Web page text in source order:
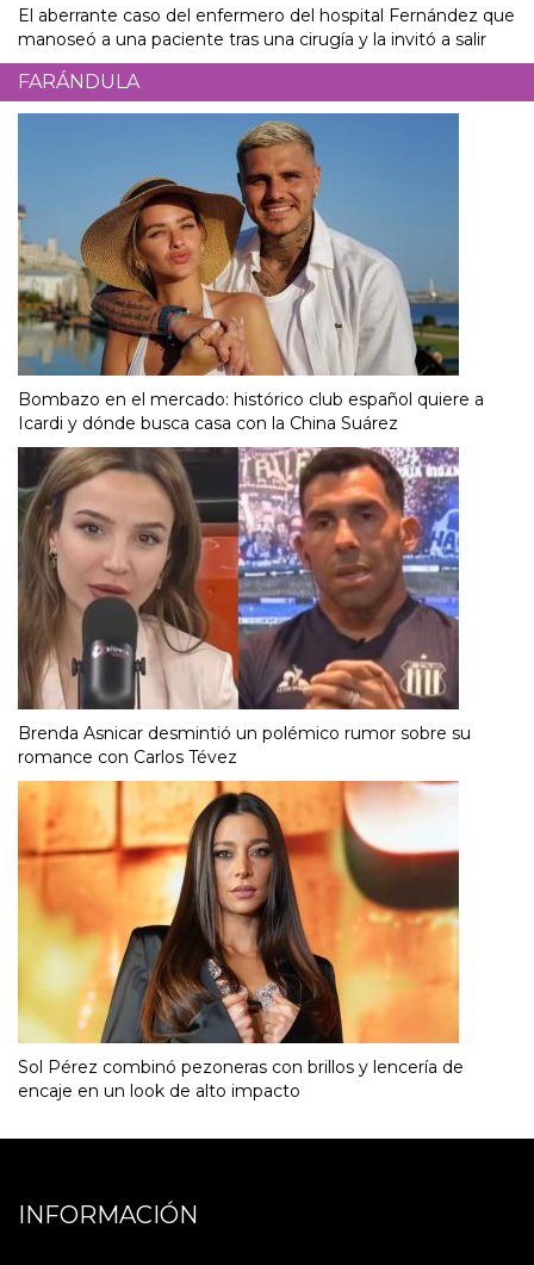
El aberrante caso del enfermero del hospital Fernández que
manoseó a una paciente tras una cirugía y la invitó a salir
FARÁNDULA
Bombazo en el mercado: histórico club español quiere a
Icardi y dónde busca casa con la China Suárez
Brenda Asnicar desmintió un polémico rumor sobre su
romance con Carlos Tévez
Sol Pérez combinó pezoneras con brillos y lencería de
encaje en un look de alto impacto
INFORMACIÓN